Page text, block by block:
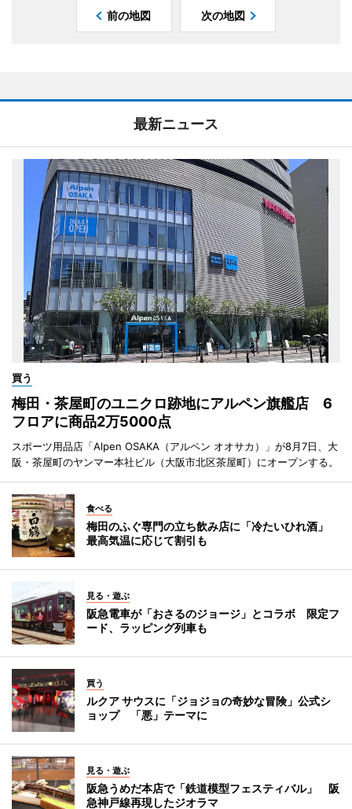
前の地図 次の地図
最新ニュース
買う
梅田・茶屋町のユニクロ跡地にアルペン旗艦店 6
フロアに商品2万5000点
スポーツ用品店「Alpen OSAKA（アルペン オオサカ）」が8月7日、大
阪・茶屋町のヤンマー本社ビル（大阪市北区茶屋町）にオープンする。
食べる
梅田のふぐ専門の立ち飲み店に「冷たいひれ酒」
最高気温に応じて割引も
見る・遊ぶ
阪急電車が「おさるのジョージ」とコラボ 限定フ
ード、ラッピング列車も
買う
ルクア サウスに「ジョジョの奇妙な冒険」公式シ
ョップ 「悪」テーマに
見る・遊ぶ
阪急うめだ本店で「鉄道模型フェスティバル」 阪
急神戸線再現したジオラマ